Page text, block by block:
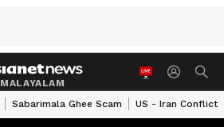
MALAYALAM
Sabarimala Ghee Scam US - Iran Conflict